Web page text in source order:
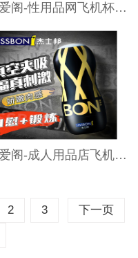
趣爱阁-性用品网飞机杯：美国BLUSH嗨啤飞机杯飞机杯
趣爱阁-成人用品店飞机杯：杰士邦BON飞机杯+玻尿酸润滑剂5ml飞机杯
2 3
下一页